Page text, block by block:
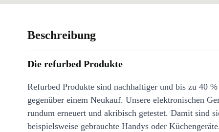
Beschreibung
Die refurbed Produkte
Refurbed Produkte sind nachhaltiger und bis zu 40
gegenüber einem Neukauf. Unsere elektronischen
rundum erneuert und akribisch getestet. Damit sind
beispielsweise gebrauchte Handys oder